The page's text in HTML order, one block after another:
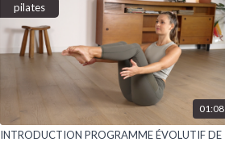
pilates
01:08
INTRODUCTION PROGRAMME ÉVOLUTIF DE